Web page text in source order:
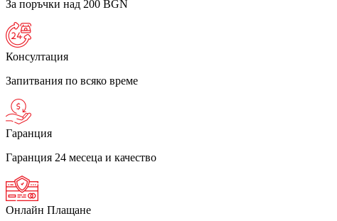
За поръчки над 200 BGN
Консултация
Запитвания по всяко време
Гаранция
Гаранция 24 месеца и качество
Онлайн Плащане